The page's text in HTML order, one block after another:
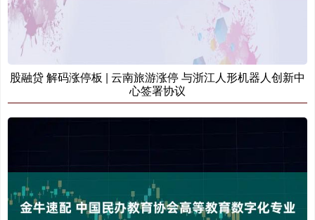
股融贷 解码涨停板 | 云南旅游涨停 与浙江人形机器人创新中
心签署协议